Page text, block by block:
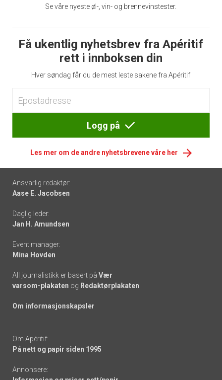
Se våre nyeste øl-, vin- og brennevinstester.
Få ukentlig nyhetsbrev fra Apéritif
rett i innboksen din
Hver søndag får du de mest leste sakene fra Apéritif
Logg på
Les mer om de andre nyhetsbrevene våre her
Footer
-
links
Ansvarlig redaktør:
Aase E. Jacobsen
Daglig leder:
Jan H. Amundsen
Event manager:
Mina Hovden
All journalistikk er basert på Vær
varsom-plakaten og Redaktørplakaten
Om informasjonskapsler
Om Apéritif:
På nett og papir siden 1995
Annonsere: